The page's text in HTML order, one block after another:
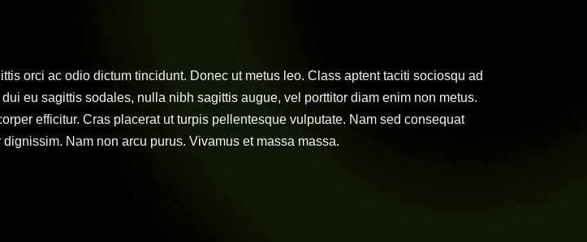
orci ac odio dictum tincidunt. Donec ut metus leo. Class aptent taciti sociosqu ad
eu sagittis sodales, nulla nibh sagittis augue, vel porttitor diam enim non metus.
efficitur. Cras placerat ut turpis pellentesque vulputate. Nam sed consequat
Nam non arcu purus. Vivamus et massa massa.